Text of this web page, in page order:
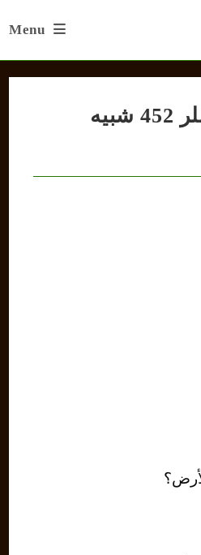
Menu
ما هو كوكب كبلر 452 شبيه